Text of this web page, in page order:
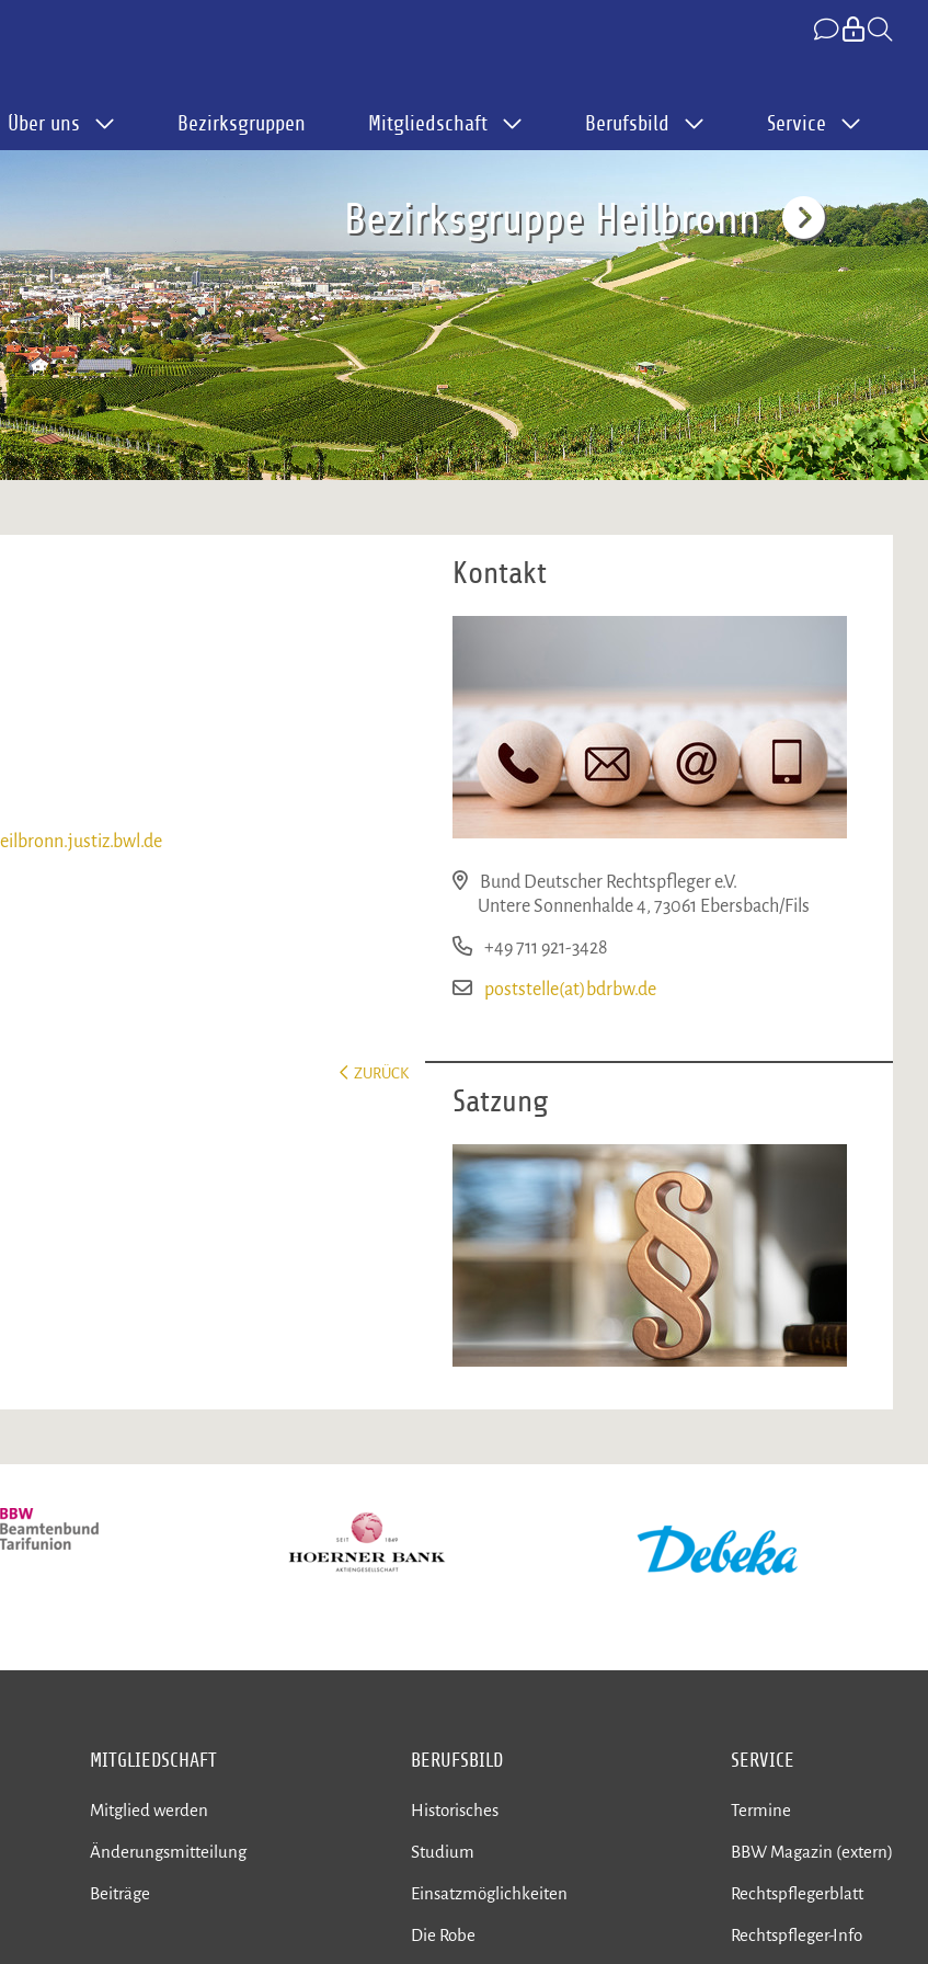
Über uns Bezirksgruppen Mitgliedschaft Berufsbild Service
Bezirksgruppe Heilbronn
ZURÜCK
Kontakt
Bund Deutscher Rechtspfleger e.V.
Untere Sonnenhalde 4, 73061 Ebersbach/Fils
+49 711 921-3428
poststelle(at)bdrbw.de
Satzung
MITGLIEDSCHAFT
Mitglied werden
Änderungsmitteilung
Beiträge
BERUFSBILD
Historisches
Studium
Einsatzmöglichkeiten
Die Robe
SERVICE
Termine
BBW Magazin (extern)
Rechtspflegerblatt
Rechtspfleger-Info